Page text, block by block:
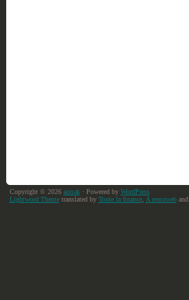
Copyright © 2026 aimak· Powered by WordPress
Lightword Themetranslated by Toute la finance, A remuweband